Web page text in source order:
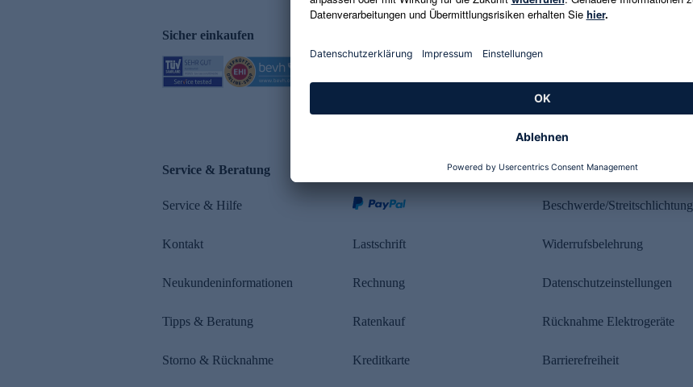
Sicher einkaufen
Service & Beratung
Service & Hilfe
Kontakt
Neukundeninformationen
Tipps & Beratung
Storno & Rücknahme
Lastschrift
Rechnung
Ratenkauf
Kreditkarte
Rechtliches
Beschwerde/Streitschlichtung
Widerrufsbelehrung
Datenschutzeinstellungen
Rücknahme Elektrogeräte
Barrierefreiheit